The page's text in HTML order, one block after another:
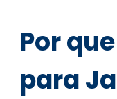
Por
para